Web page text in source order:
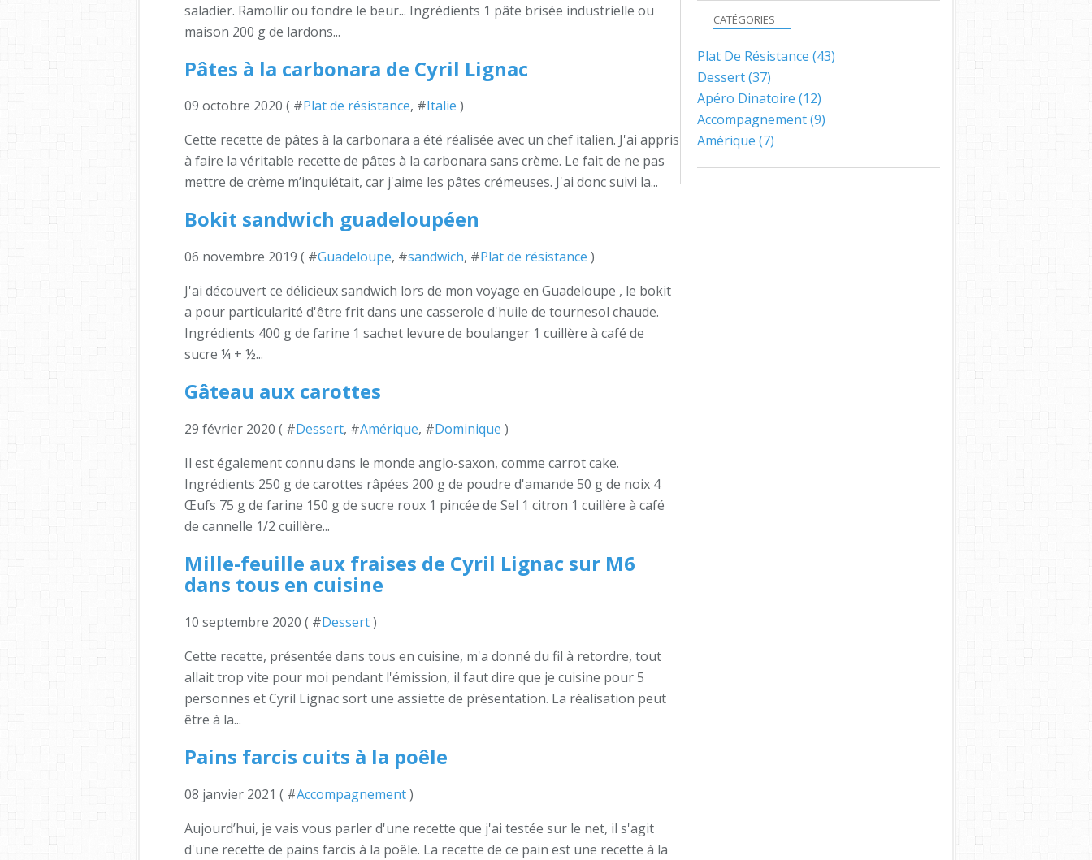
saladier. Ramollir ou fondre le beur... Ingrédients 1 pâte brisée industrielle ou
maison 200 g de lardons...
Pâtes à la carbonara de Cyril Lignac
09 octobre 2020 ( #Plat de résistance, #Italie )
Cette recette de pâtes à la carbonara a été réalisée avec un chef italien. J'ai appris
à faire la véritable recette de pâtes à la carbonara sans crème. Le fait de ne pas
mettre de crème m’inquiétait, car j'aime les pâtes crémeuses. J'ai donc suivi la...
Bokit sandwich guadeloupéen
06 novembre 2019 ( #Guadeloupe, #sandwich, #Plat de résistance )
J'ai découvert ce délicieux sandwich lors de mon voyage en Guadeloupe , le bokit
a pour particularité d'être frit dans une casserole d'huile de tournesol chaude.
Ingrédients 400 g de farine 1 sachet levure de boulanger 1 cuillère à café de
sucre ¼ + ½...
Gâteau aux carottes
29 février 2020 ( #Dessert, #Amérique, #Dominique )
Il est également connu dans le monde anglo-saxon, comme carrot cake.
Ingrédients 250 g de carottes râpées 200 g de poudre d'amande 50 g de noix 4
Œufs 75 g de farine 150 g de sucre roux 1 pincée de Sel 1 citron 1 cuillère à café
de cannelle 1/2 cuillère...
Mille-feuille aux fraises de Cyril Lignac sur M6
dans tous en cuisine
10 septembre 2020 ( #Dessert)
Cette recette, présentée dans tous en cuisine, m'a donné du fil à retordre, tout
allait trop vite pour moi pendant l'émission, il faut dire que je cuisine pour 5
personnes et Cyril Lignac sort une assiette de présentation. La réalisation peut
être à la...
Pains farcis cuits à la poêle
08 janvier 2021 ( #Accompagnement)
Aujourd’hui, je vais vous parler d'une recette que j'ai testée sur le net, il s'agit
d'une recette de pains farcis à la poêle. La recette de ce pain est une recette à la
CATÉGORIES
Plat De Résistance (43)
Dessert(37)
Apéro Dinatoire (12)
Accompagnement(9)
Amérique (7)